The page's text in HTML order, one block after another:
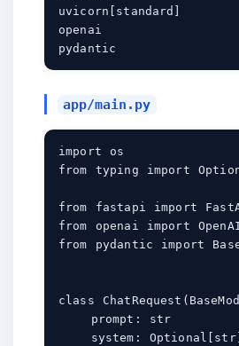
uvicorn[standard]
openai
app/main.py
import os
from typing import
from fastapi import
from openai import
from pydantic import
class
    prompt: str
system: